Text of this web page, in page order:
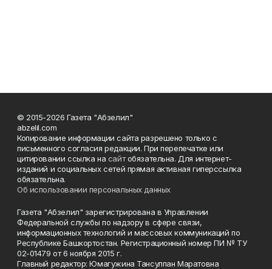
© 2015-2026 Газета "Абзелил"
abzelil.com
Копирование информации сайта разрешено только с
письменного согласия редакции. При перепечатке или
цитировании ссылка на сайтобязательна. Для интернет-
изданий и социальных сетей прямая активная гиперссылка
обязательна.
Об использовании персональных данных
Газета "Абзелил" зарегистрирована в Управлении
Федеральной службы по надзору в сфере связи,
информационных технологий и массовых коммуникаций по
Республике Башкортостан. Регистрационный номер ПИ № ТУ
02-01479 от 6 ноября 2015 г.
Главный редактор: Юмагужина Тансулпан Маратовна